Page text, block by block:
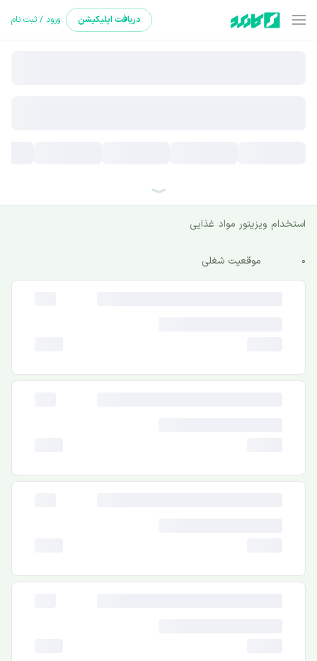
دریافت اپلیکیشن ورود / ثبت نام
استخدام ویزیتور مواد غذایی
0 موقعیت شغلی